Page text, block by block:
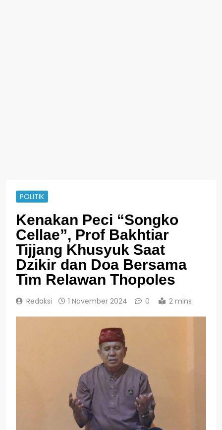
POLITIK
Kenakan Peci “Songko
Cellae”, Prof Bakhtiar
Tijjang Khusyuk Saat
Dzikir dan Doa Bersama
Tim Relawan Thopoles
Redaksi 1 November 2024 0 2 mins